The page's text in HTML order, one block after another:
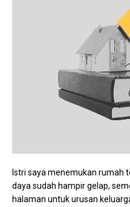
Istri saya menemukan rumah
daya sudah hampir gelap,
halaman untuk urusan